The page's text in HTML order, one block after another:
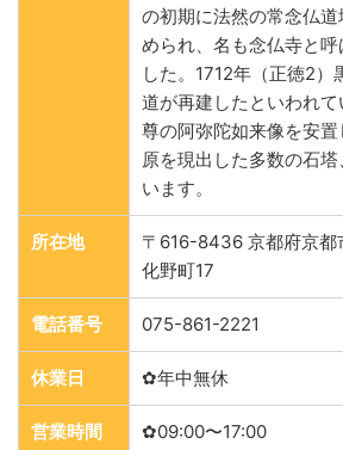
の初期に法然の常念仏
められ、名も念仏寺と
した。1712年（正徳2）
道が再建したといわれ
尊の阿弥陀如来像を安
原を現出した多数の石
います。
所在地
〒616-8436 京都府京都
化野町17
電話番号 075-861-2221
休業日 ✿年中無休
営業時間
✿09:00〜17:00